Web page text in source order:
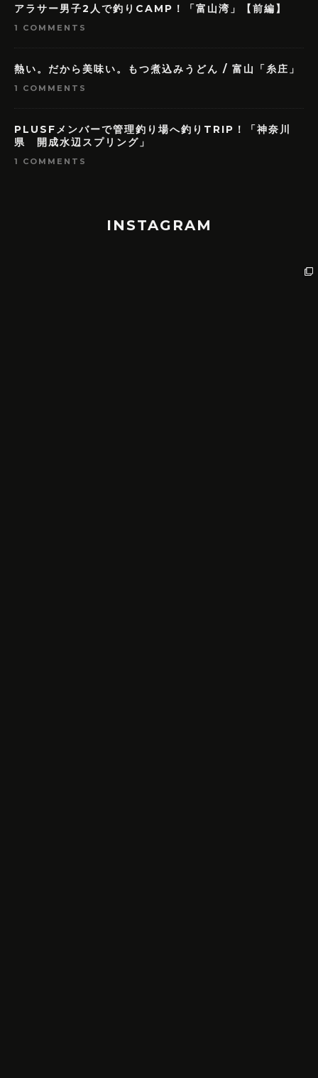
アラサー男子2人で釣りCAMP！「富山湾」【前編】
1 COMMENTS
熱い。だから美味い。もつ煮込みうどん / 富山「糸庄」
1 COMMENTS
PLUSFメンバーで管理釣り場へ釣りTRIP！「神奈川
県 開成水辺スプリング」
1 COMMENTS
INSTAGRAM